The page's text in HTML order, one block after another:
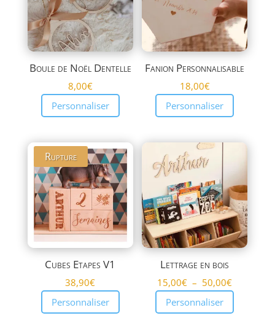
Boule de Noël Dentelle
8,00€
Personnaliser
Fanion Personnalisable
18,00€
Personnaliser
Rupture
Cubes Etapes V1
38,90€
Personnaliser
Lettrage en bois
15,00€ – 50,00€Plage
prix :
Personnaliser